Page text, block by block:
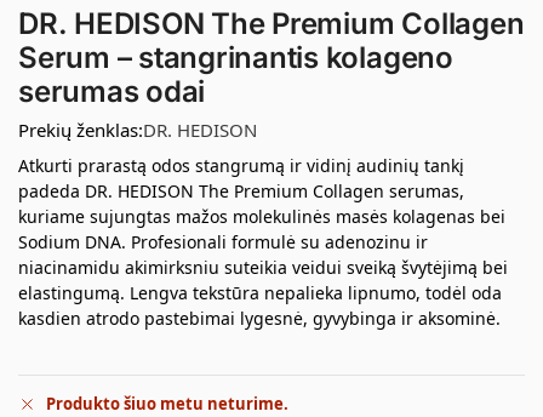
DR. HEDISON The Premium Collagen
Serum – stangrinantis kolageno
serumas odai
Prekių ženklas:DR. HEDISON
Atkurti prarastą odos stangrumą ir vidinį audinių tankį
padeda DR. HEDISON The Premium Collagen serumas,
kuriame sujungtas mažos molekulinės masės kolagenas bei
Sodium DNA. Profesionali formulė su adenozinu ir
niacinamidu akimirksniu suteikia veidui sveiką švytėjimą bei
elastingumą. Lengva tekstūra nepalieka lipnumo, todėl oda
kasdien atrodo pastebimai lygesnė, gyvybinga ir aksominė.
Produkto šiuo metu neturime.